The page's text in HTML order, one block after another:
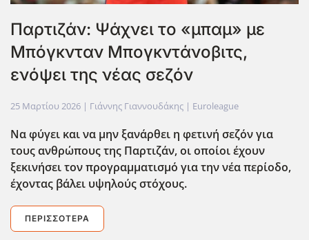
Παρτιζάν: Ψάχνει το «μπαμ» με
Μπόγκνταν Μπογκντάνοβιτς,
ενόψει της νέας σεζόν
25 Μαρτίου 2026 | Γιάννης Γιαννουδάκης | Euroleague
Να φύγει και να μην ξανάρθει η φετινή σεζόν για
τους ανθρώπους της Παρτιζάν, οι οποίοι έχουν
ξεκινήσει τον προγραμματισμό για την νέα περίοδο,
έχοντας βάλει υψηλούς στόχους.
ΠΕΡΙΣΣΌΤΕΡΑ